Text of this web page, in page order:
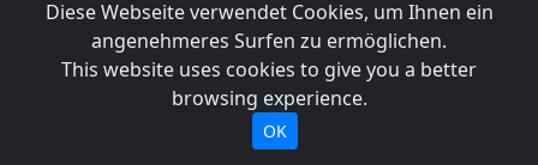
Diese Webseite verwendet Cookies, um Ihnen ein
angenehmeres Surfen zu ermöglichen.
This website uses cookies to give you a better
browsing experience.
OK